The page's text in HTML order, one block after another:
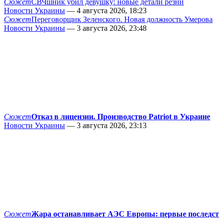
СюжетСВЧшник убил девушку: новые детали резни
Новости Украины — 4 августа 2026, 18:23
СюжетПереговорщик Зеленского. Новая должность Умерова
Новости Украины — 3 августа 2026, 23:48
СюжетОтказ в лицензии. Производство Patriot в Украине
Новости Украины — 3 августа 2026, 23:13
СюжетЖара останавливает АЭС Европы: первые